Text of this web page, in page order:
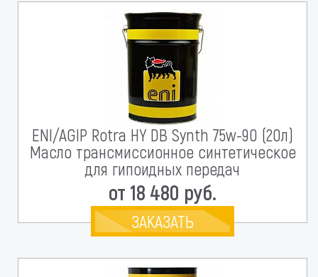
ENI/AGIP Rotra HY DB Synth 75w-90 (20л)
Масло трансмиссионное синтетическое
для гипоидных передач
от 18 480 руб.
ЗАКАЗАТЬ